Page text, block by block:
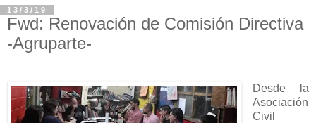
13/3/19
Fwd: Renovación de Comisión Directiva
-Agruparte-
Desde la
Asociación
Civil